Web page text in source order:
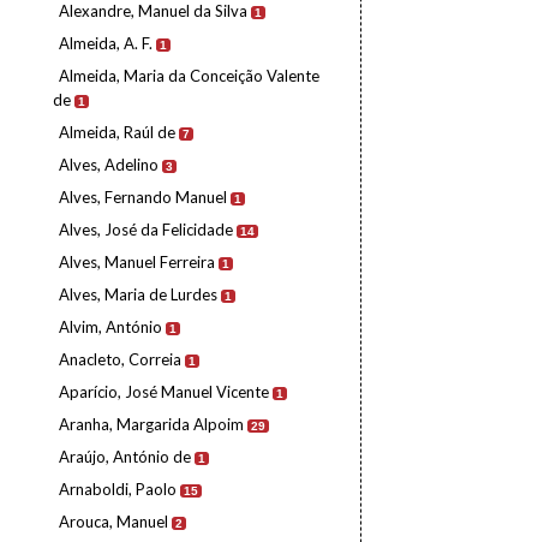
Alexandre, Manuel da Silva 1
Almeida, A. F. 1
Almeida, Maria da Conceição Valente
de 1
Almeida, Raúl de 7
Alves, Adelino 3
Alves, Fernando Manuel 1
Alves, José da Felicidade 14
Alves, Manuel Ferreira 1
Alves, Maria de Lurdes 1
Alvim, António 1
Anacleto, Correia 1
Aparício, José Manuel Vicente 1
Aranha, Margarida Alpoim 29
Araújo, António de 1
Arnaboldi, Paolo 15
Arouca, Manuel 2